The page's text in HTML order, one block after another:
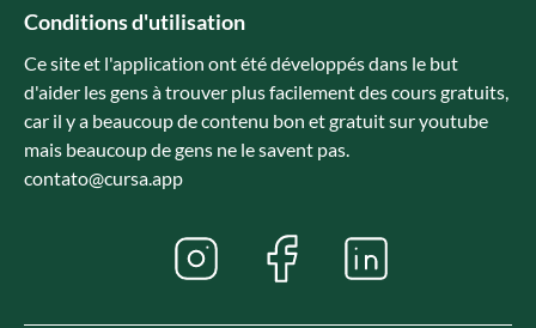
Conditions d'utilisation
Ce site et l'application ont été développés dans le but
d'aider les gens à trouver plus facilement des cours gratuits,
car il y a beaucoup de contenu bon et gratuit sur youtube
mais beaucoup de gens ne le savent pas.
contato@cursa.app